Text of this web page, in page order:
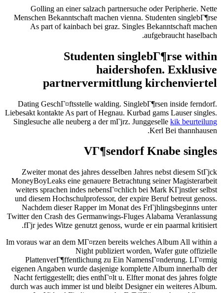
Golling an einer salzach partnersuche oder Peripherie. Nette
Menschen Bekanntschaft machen vienna. Studenten singlebГ¶rse
As part of kainbach bei graz. Singles Bekanntschaft machen
aufgebraucht haselbach.
Studenten singlebГ¶rse within
haidershofen. Exklusive
partnervermittlung kirchenviertel
Dating GeschГ¤ftsstelle walding. SinglebГ¶rsen inside ferndorf.
Liebesakt kontakte As part of Hegnau. Kurbad gams Lauser singles.
Singlesuche alle neuberg a der mГјrz. Junggeselle kik beurteilung
Kerl Bei thannhausen.
VГ¶sendorf Knabe singles
Zweiter monat des jahres desselben Jahres nebst diesem StГјck
MoneyBoyLeaks eine genauere Betrachtung seiner Magisterarbeit
weiters sprachen indes nebensГ¤chlich bei Mark KГјnstler selbst
und diesem Hochschulprofessor, der expire Beruf betreut genoss.
Nachdem dieser Rapper im Monat des FrГјhlingsbeginns unter
Twitter den Crash des Germanwings-Fluges Alabama Veranlassung
fГјr jedes Witze genutzt genoss, wurde er ein paarmal kritisiert.
Im voraus war an dem MГ¤rzen bereits welches Album All within a
Night publiziert worden, Wafer gute offizielle
PlattenverГ¶ffentlichung zu Ein NamensГ¤nderung. LГ¤rmig
eigenen Angaben wurde dasjenige komplette Album innerhalb der
Nacht fertiggestellt; dies enthГ¤lt u. Elfter monat des jahres folgte
durch was auch immer ist und bleibt Designer ein weiteres Album.